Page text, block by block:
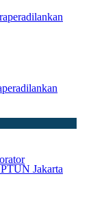
Jakarta